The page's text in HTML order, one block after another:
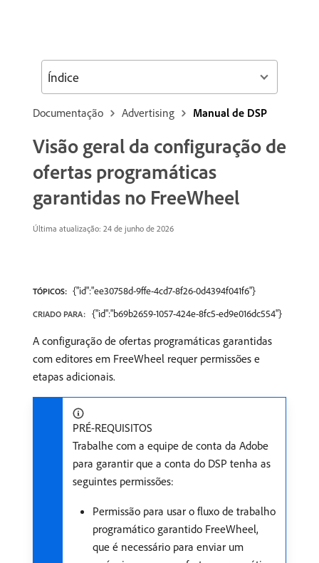
Documentação Advertising Manual de DSP
Visão geral da configuração de
ofertas programáticas
garantidas no FreeWheel
Última atualização: 24 de junho de 2026
TÓPICOS: {"id":"ee30758d-9ffe-4cd7-8f26-0d4394f041f6"}
CRIADO PARA: {"id":"b69b2659-1057-424e-8fc5-ed9e016dc554"}
A configuração de ofertas programáticas garantidas
com editores em FreeWheel requer permissões e
etapas adicionais.
PRÉ-REQUISITOS
Trabalhe com a equipe de conta da Adobe
para garantir que a conta do DSP tenha as
seguintes permissões:
Permissão para usar o fluxo de trabalho
programático garantido FreeWheel,
que é necessário para enviar um
Índice